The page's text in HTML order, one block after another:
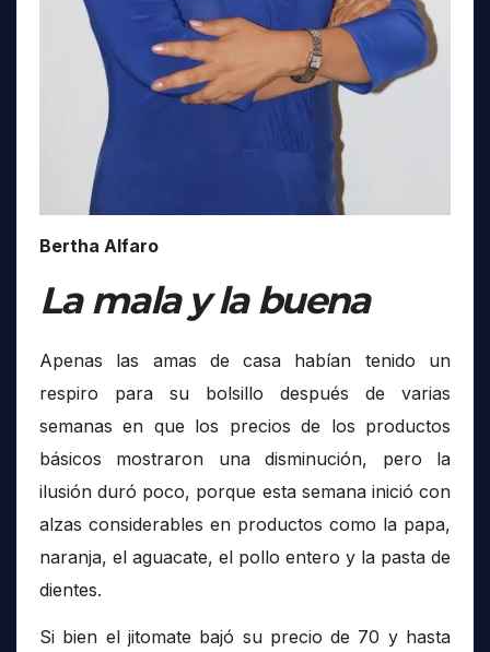
Bertha Alfaro
La mala y la buena
Apenas las amas de casa habían tenido un
respiro para su bolsillo después de varias
semanas en que los precios de los productos
básicos mostraron una disminución, pero la
ilusión duró poco, porque esta semana inició con
alzas considerables en productos como la papa,
naranja, el aguacate, el pollo entero y la pasta de
dientes.
Si bien el jitomate bajó su precio de 70 y hasta